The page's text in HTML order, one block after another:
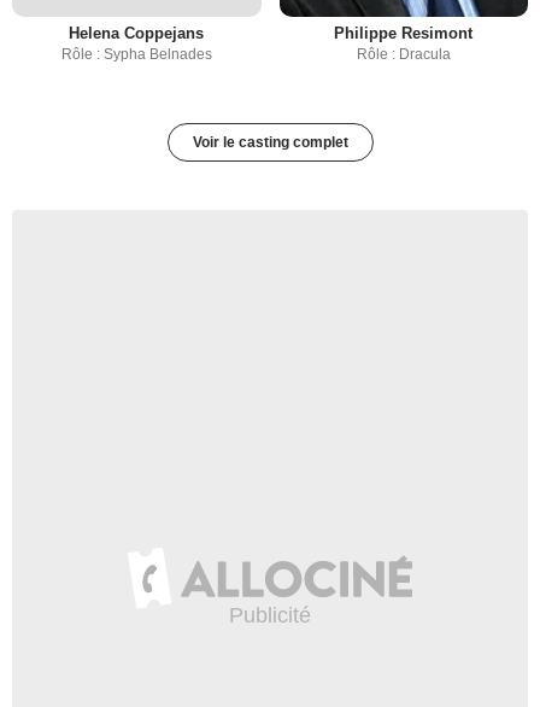
Helena Coppejans
Rôle : Sypha Belnades
Philippe Resimont
Rôle : Dracula
Voir le casting complet